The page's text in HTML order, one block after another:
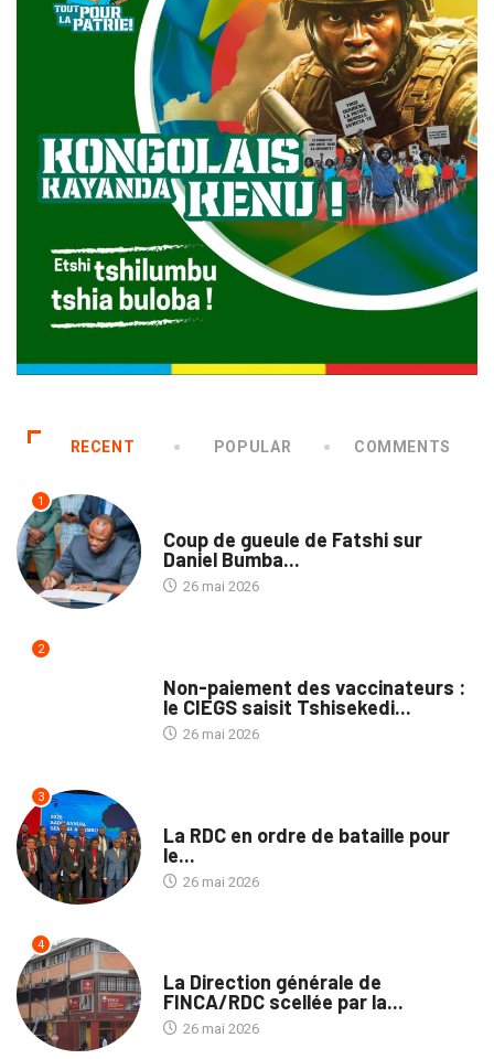
RECENT POPULAR COMMENTS
1
Coup de gueule de Fatshi sur
Daniel Bumba...
26 mai 2026
2
Non-paiement des vaccinateurs :
le CIEGS saisit Tshisekedi...
26 mai 2026
3
La RDC en ordre de bataille pour
le...
26 mai 2026
4
La Direction générale de
FINCA/RDC scellée par la...
26 mai 2026